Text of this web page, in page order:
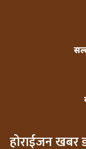
होराईजन